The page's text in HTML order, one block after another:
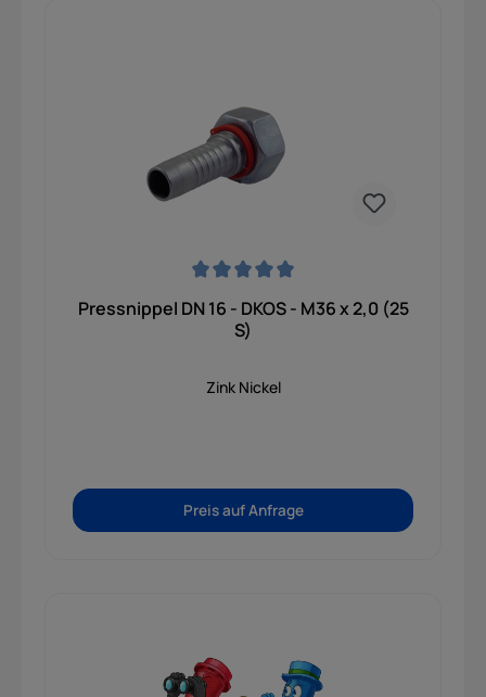
Pressnippel DN 16 - DKOS - M36 x 2,0 (25
S)
Zink Nickel
Preis auf Anfrage